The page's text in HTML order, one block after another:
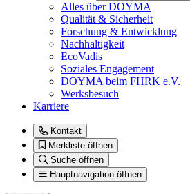
Alles über DOYMA
Qualität & Sicherheit
Forschung & Entwicklung
Nachhaltigkeit
EcoVadis
Soziales Engagement
DOYMA beim FHRK e.V.
Werksbesuch
Karriere
Kontakt
Merkliste öffnen
Suche öffnen
Hauptnavigation öffnen